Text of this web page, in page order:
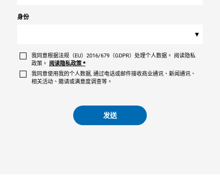
身份
▾
我同意根据法规（EU）2016/679（GDPR）处理个人数据。 阅读隐私
政策。 阅读隐私政策 *
我同意使用我的个人数据, 通过电话或邮件接收商业通讯、新闻通讯、
相关活动、邀请或满意度调查等。
发送